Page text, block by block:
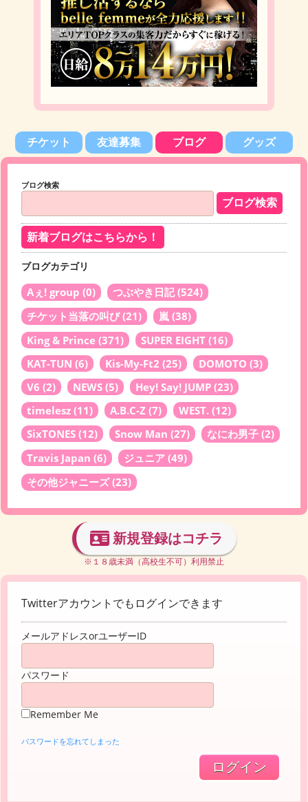
チケット 友達募集 ブログ グッズ
ブログ検索
新着ブログはこちらから！
ブログカテゴリ
Aぇ! group (0) つぶやき日記(524)
チケット当落の叫び(21) 嵐 (38)
King & Prince (371) SUPER EIGHT (16)
KAT-TUN (6) Kis-My-Ft2 (25) DOMOTO (3)
V6 (2) NEWS (5) Hey! Say! JUMP (23)
timelesz (11) A.B.C-Z (7) WEST. (12)
SixTONES (12) Snow Man (27) なにわ男子 (2)
Travis Japan (6) ジュニア (49)
その他ジャニーズ(23)
新規登録はコチラ
※１８歳未満（高校生不可）利用禁止
Twitterアカウントでもログインできます
メールアドレスorユーザーID
パスワード
Remember Me
パスワードを忘れてしまった